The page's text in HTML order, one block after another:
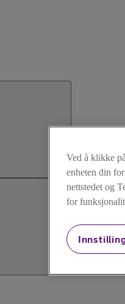
Ved å klikke
enheten din
nettstedet og
for